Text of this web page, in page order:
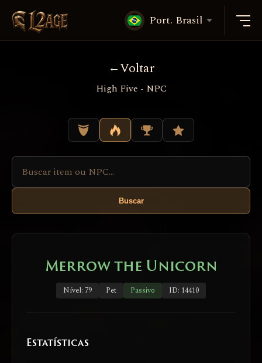
Port. Brasil
Voltar
High Five - NPC
Buscar
Merrow the Unicorn
Nível: 79 Pet Passivo ID: 14410
Estatísticas